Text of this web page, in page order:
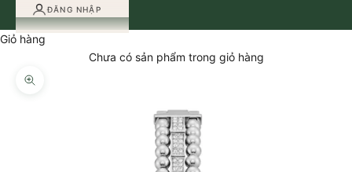
ĐĂNG NHẬP
Giỏ hàng
Chưa có sản phẩm trong giỏ hàng
Thu phóng hình ảnh